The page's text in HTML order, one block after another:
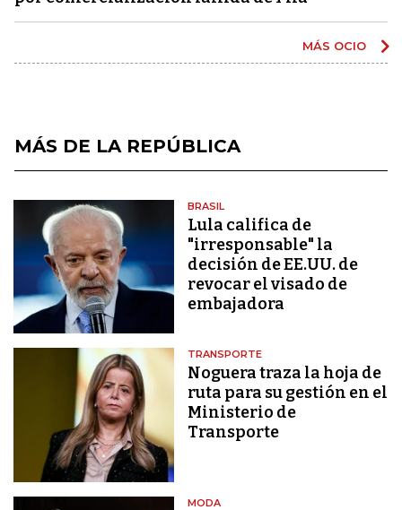
MÁS OCIO
MÁS DE LA REPÚBLICA
BRASIL
Lula califica de
"irresponsable" la
decisión de EE.UU. de
revocar el visado de
embajadora
TRANSPORTE
Noguera traza la hoja de
ruta para su gestión en el
Ministerio de
Transporte
MODA